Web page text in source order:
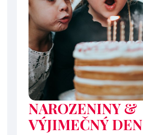
NAROZENINY &
VÝJIMEČNÝ DEN